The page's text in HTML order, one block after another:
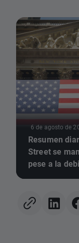
6 de agosto de
Resumen
Street se
pese a la